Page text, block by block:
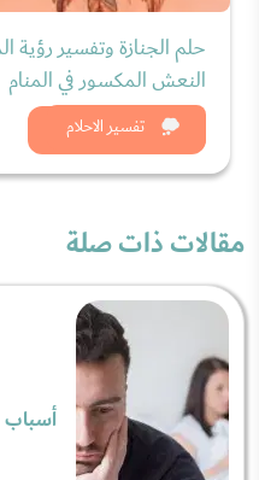
تفسير الاحلام
حلم الجنازة وتفسير رؤية
النعش المكسور في المنام
شاهد الان
مقالات ذات صلة
أسباب